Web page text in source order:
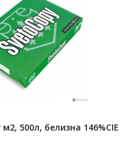
500л, белизна 146%CIE